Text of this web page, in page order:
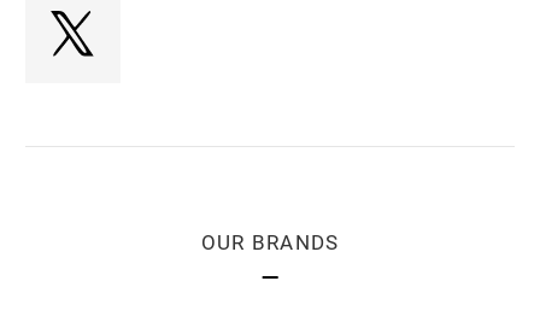
OUR BRANDS